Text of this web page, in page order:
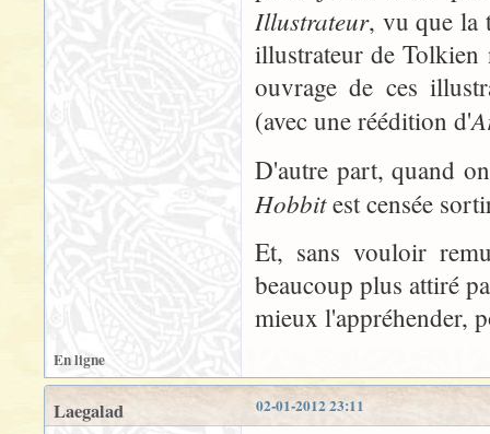
Illustrateur, vu que la
illustrateur de Tolkien
ouvrage de ces
(avec une réédition d'
D'autre part, quand
Hobbitest censée
Et, sans vouloir
beaucoup plus attiré
mieux l'appréhender,
En ligne
02-01-2012 23:11
Laegalad